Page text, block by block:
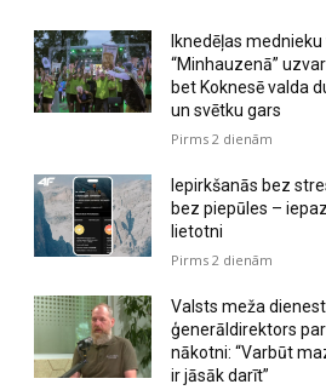
Iknedēļas mednieku
“Minhauzenā” uzvar
bet Koknesē valda
un svētku gars
Pirms 2 dienām
Iepirkšanās bez
bez piepūles –
lietotni
Pirms 2 dienām
Valsts meža
ģenerāldirektors
nākotni: “Varbūt
ir jāsāk darīt”